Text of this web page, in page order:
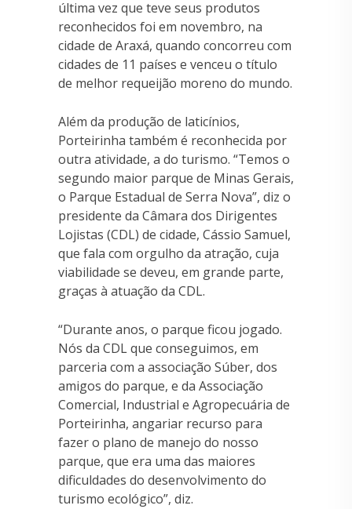
última vez que teve seus produtos
reconhecidos foi em novembro, na
cidade de Araxá, quando concorreu com
cidades de 11 países e venceu o título
de melhor requeijão moreno do mundo.
Além da produção de laticínios,
Porteirinha também é reconhecida por
outra atividade, a do turismo. “Temos o
segundo maior parque de Minas Gerais,
o Parque Estadual de Serra Nova”, diz o
presidente da Câmara dos Dirigentes
Lojistas (CDL) de cidade, Cássio Samuel,
que fala com orgulho da atração, cuja
viabilidade se deveu, em grande parte,
graças à atuação da CDL.
“Durante anos, o parque ficou jogado.
Nós da CDL que conseguimos, em
parceria com a associação Súber, dos
amigos do parque, e da Associação
Comercial, Industrial e Agropecuária de
Porteirinha, angariar recurso para
fazer o plano de manejo do nosso
parque, que era uma das maiores
dificuldades do desenvolvimento do
turismo ecológico”, diz.